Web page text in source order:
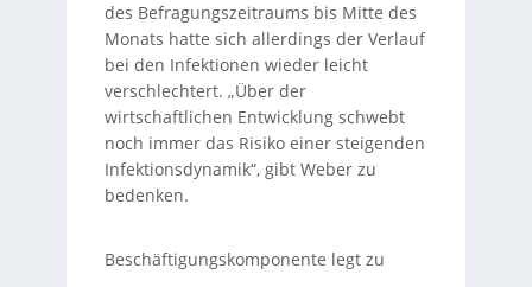
des Befragungszeitraums bis Mitte des
Monats hatte sich allerdings der Verlauf
bei den Infektionen wieder leicht
verschlechtert. „Über der
wirtschaftlichen Entwicklung schwebt
noch immer das Risiko einer steigenden
Infektionsdynamik“, gibt Weber zu
bedenken.
Beschäftigungskomponente legt zu